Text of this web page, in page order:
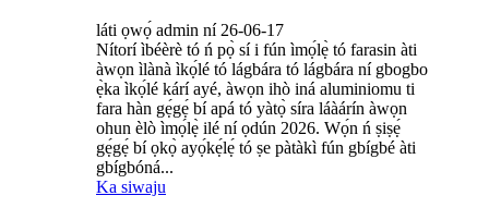
láti ọwọ́ admin ní 26-06-17
Nítorí ìbéèrè tó ń pọ̀ sí i fún ìmọ́lẹ̀ tó farasin àti
àwọn ìlànà ìkọ́lé tó lágbára tó lágbára ní gbogbo
ẹ̀ka ìkọ́lé kárí ayé, àwọn ihò iná aluminiomu ti
fara hàn gẹ́gẹ́ bí apá tó yàtọ̀ síra láàárín àwọn
ohun èlò ìmọ́lẹ̀ ilé ní ọdún 2026. Wọ́n ń ṣiṣẹ́
gẹ́gẹ́ bí ọkọ̀ ayọ́kẹ́lẹ́ tó ṣe pàtàkì fún gbígbé àti
gbígbóná...
Ka siwaju